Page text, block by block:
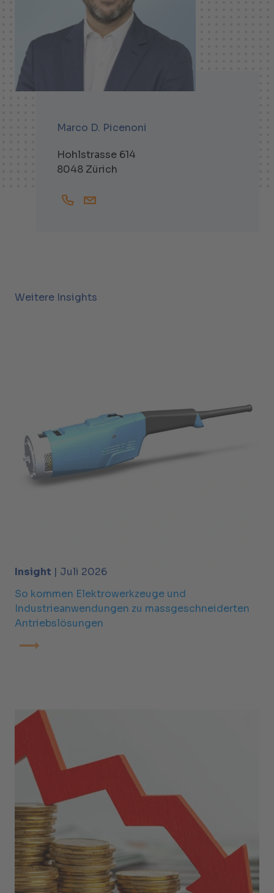
Marco D. Picenoni
Hohlstrasse 614
8048 Zürich
+41447438320
Marco.Picenoni@helbling.ch
Weitere Insights
Insight | Juli 2026
So kommen Elektrowerkzeuge und
Industrieanwendungen zu massgeschneiderten
Antriebslösungen